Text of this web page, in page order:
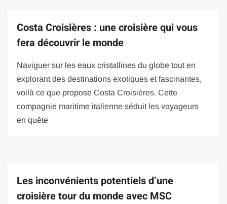
Costa Croisières : une croisière qui vous
fera découvrir le monde
Naviguer sur les eaux cristallines du globe tout en
explorant des destinations exotiques et fascinantes,
voilà ce que propose Costa Croisières. Cette
compagnie maritime italienne séduit les voyageurs
en quête
Les inconvénients potentiels d’une
croisière tour du monde avec MSC